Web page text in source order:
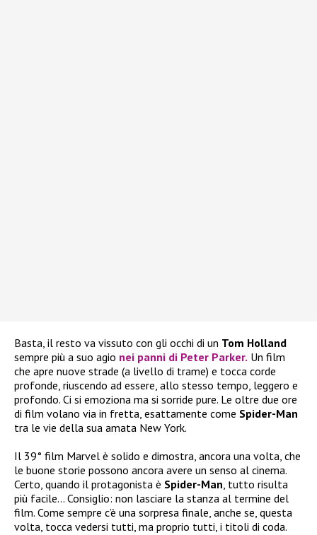
Basta, il resto va vissuto con gli occhi di un Tom Holland
sempre più a suo agio nei panni di Peter Parker. Un film
che apre nuove strade (a livello di trame) e tocca corde
profonde, riuscendo ad essere, allo stesso tempo, leggero e
profondo. Ci si emoziona ma si sorride pure. Le oltre due ore
di film volano via in fretta, esattamente come Spider-Man
tra le vie della sua amata New York.
Il 39° film Marvel è solido e dimostra, ancora una volta, che
le buone storie possono ancora avere un senso al cinema.
Certo, quando il protagonista è Spider-Man, tutto risulta
più facile… Consiglio: non lasciare la stanza al termine del
film. Come sempre c’è una sorpresa finale, anche se, questa
volta, tocca vedersi tutti, ma proprio tutti, i titoli di coda.